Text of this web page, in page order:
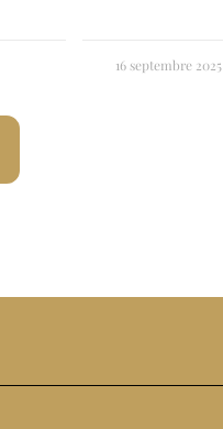
16 septembre 2025